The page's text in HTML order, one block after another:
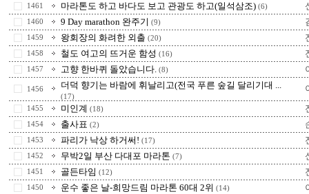
1461 마라톤도 하고 바다도 보고 관광도 하고(일석삼조) (6)
1460 9 Day marathon 완주기 (9)
1459 왕회장의 화려한 외출 (20)
1458 철도 여고의 뜨거운 함성 (16)
1457 고향 한바퀴 돌았습니다. (8)
1456 더덕 향기는 바람에 휘날리고(전국 푸른 숲길 달리기대 ...
(17)
1455 미인계 (18)
1454 출사표 (2)
1453 파리가 낙상 하거써! (17)
1452 무박2일 부산 다대포 마라톤 (7)
1451 골든타임 (12)
1450 운수 좋은 날-희망드림 마라톤 60대 2위 (14)